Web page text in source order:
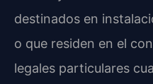
destinados en
o que residen en el
legales particulares